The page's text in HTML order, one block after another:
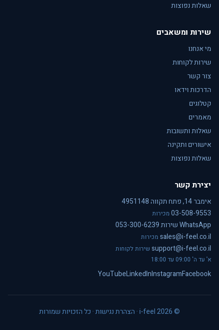
שאלות נפוצות
שירות ומשאבים
מי אנחנו
שירות לקוחות
צור קשר
הדרכות וידאו
קטלוגים
מאמרים
שאלות ותשובות
אישורים ותקינה
שאלות נפוצות
יצירת קשר
אימבר 14, פתח תקווה 4951148
03-508-9553 מכירות
WhatsApp שירות 053-300-6239
sales@i-feel.co.il מכירות
support@i-feel.co.il שירות לקוחות
א' עד ה' 09:00 עד 18:00
Facebook
Instagram
LinkedIn
YouTube
© i-feel 2026 · הצהרת נגישות· כל הזכויות שמורות